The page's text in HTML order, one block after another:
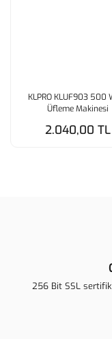
KLPRO KLUF903 500
Üfleme Makinesi
2.040,00 TL
256 Bit SSL